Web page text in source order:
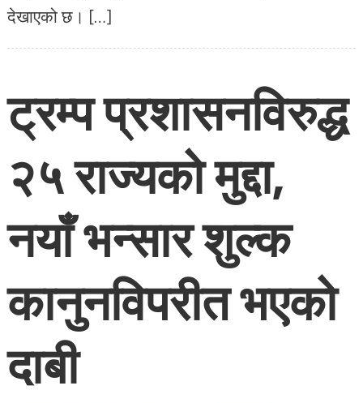
देखाएको छ। […]
ट्रम्प प्रशासनविरुद्ध
२५ राज्यको मुद्दा,
नयाँ भन्सार शुल्क
कानुनविपरीत भएको
दाबी